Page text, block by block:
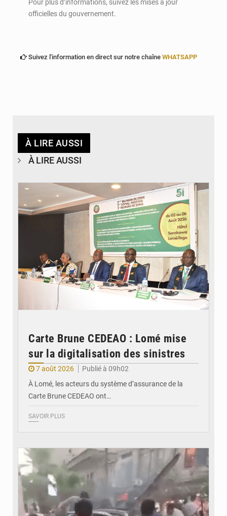
Pour plus d’informations, suivez les mises à jour
officielles du gouvernement.
Suivez l'information en direct sur notre chaîne WHATSAPP
À LIRE AUSSI
À LIRE AUSSI
Carte Brune CEDEAO : Lomé mise
sur la digitalisation des sinistres
7 août 2026
Publié à 09h02
À Lomé, les acteurs du système d’assurance de la
Carte Brune CEDEAO ont…
SAVOIR PLUS